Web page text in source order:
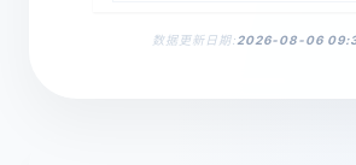
数据更新日期:2026-08-06